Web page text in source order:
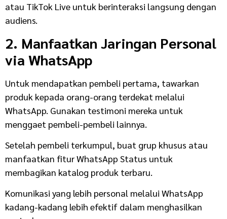
atau TikTok Live untuk berinteraksi langsung dengan
audiens.
2. Manfaatkan Jaringan Personal
via WhatsApp
Untuk mendapatkan pembeli pertama, tawarkan
produk kepada orang-orang terdekat melalui
WhatsApp. Gunakan testimoni mereka untuk
menggaet pembeli-pembeli lainnya.
Setelah pembeli terkumpul, buat grup khusus atau
manfaatkan fitur WhatsApp Status untuk
membagikan katalog produk terbaru.
Komunikasi yang lebih personal melalui WhatsApp
kadang-kadang lebih efektif dalam menghasilkan